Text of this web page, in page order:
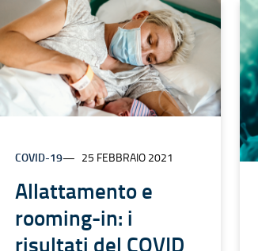
COVID-19 25 FEBBRAIO 2021
Allattamento e
rooming-in: i
risultati del COVID